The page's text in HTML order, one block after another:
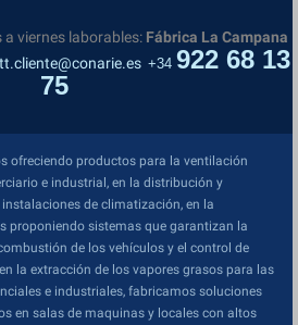
a viernes laborables: Fábrica La Campana
+34 922 68 13
75
ofreciendo productos para la ventilación
e industrial, en la distribución y
de climatización, en la
proponiendo sistemas que garantizan la
de los vehículos y el control de
la extracción de los vapores grasos para las
e industriales, fabricamos soluciones
en salas de maquinas y locales con altos